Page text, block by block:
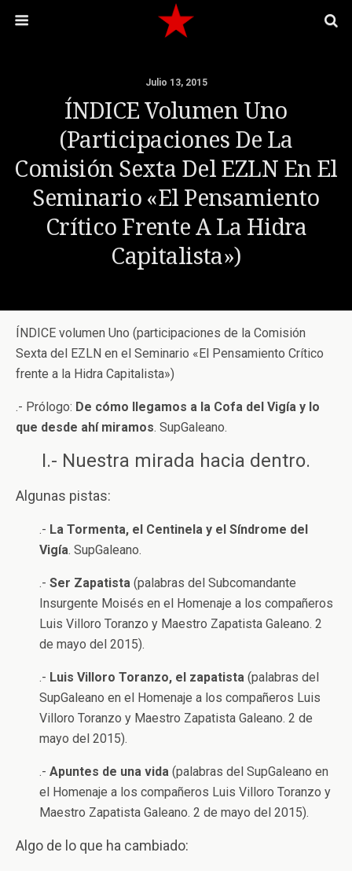
Julio 13, 2015
ÍNDICE Volumen Uno
(participaciones De La
Comisión Sexta Del EZLN En El
Seminario «El Pensamiento
Crítico Frente A La Hidra
Capitalista»)
ÍNDICE volumen Uno (participaciones de la Comisión
Sexta del EZLN en el Seminario «El Pensamiento Crítico
frente a la Hidra Capitalista»)
.- Prólogo: De cómo llegamos a la Cofa del Vigía y lo
que desde ahí miramos. SupGaleano.
I.- Nuestra mirada hacia dentro.
Algunas pistas:
.- La Tormenta, el Centinela y el Síndrome del
Vigía. SupGaleano.
.- Ser Zapatista (palabras del Subcomandante
Insurgente Moisés en el Homenaje a los compañeros
Luis Villoro Toranzo y Maestro Zapatista Galeano. 2
de mayo del 2015).
.- Luis Villoro Toranzo, el zapatista (palabras del
SupGaleano en el Homenaje a los compañeros Luis
Villoro Toranzo y Maestro Zapatista Galeano. 2 de
mayo del 2015).
.- Apuntes de una vida (palabras del SupGaleano en
el Homenaje a los compañeros Luis Villoro Toranzo y
Maestro Zapatista Galeano. 2 de mayo del 2015).
Algo de lo que ha cambiado: